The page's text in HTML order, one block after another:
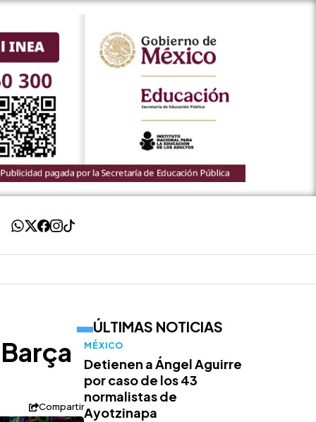
Compartir
ÚLTIMAS NOTICIAS
MÉXICO
Detienen a Ángel Aguirre
por caso de los 43
normalistas de
Ayotzinapa